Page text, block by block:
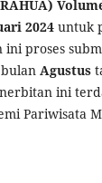
2024 untuk
ini proses
Agustus
ini
Pariwisata